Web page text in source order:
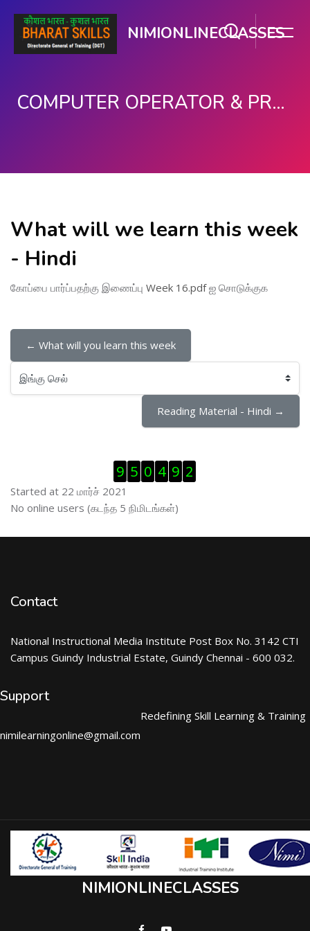
NIMIONLINECLASSES
COMPUTER OPERATOR & PROGRAMMING ASSISTANT (COPA)
What will we learn this week
- Hindi
கோப்பை பார்ப்பதற்கு இணைப்பு Week 16.pdfஐ சொடுக்குக
← What will you learn this week
இங்கு செல்
Reading Material - Hindi →
Visitor Counter ஐத் தவிர்
9 5 0 4 9 2
Started at 22 மார்ச் 2021
இணைப்புநிலைப் பயனாளர் ஐத் தவிர்
No online users (கடந்த 5 நிமிடங்கள்)
Contact
National Instructional Media Institute Post Box No. 3142 CTI
Campus Guindy Industrial Estate, Guindy Chennai - 600 032.
Support
nimilearningonline@gmail.com
Redefining Skill Learning & Training
NIMIONLINECLASSES